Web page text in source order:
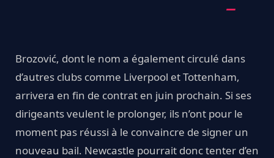
Brozović, dont le nom a également circulé dans
d’autres clubs comme Liverpool et Tottenham,
arrivera en fin de contrat en juin prochain. Si ses
dirigeants veulent le prolonger, ils n’ont pour le
moment pas réussi à le convaincre de signer un
nouveau bail. Newcastle pourrait donc tenter d’en